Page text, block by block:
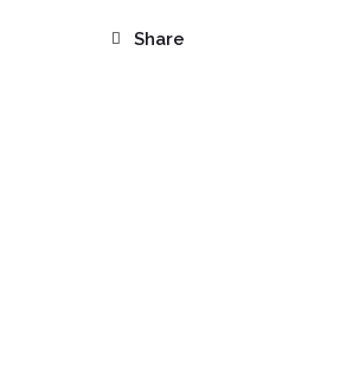
Share